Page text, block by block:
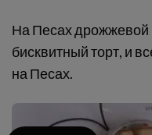
На Песах дрожжевой
бисквитный торт, и
на Песах.